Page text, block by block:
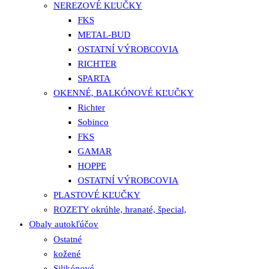
NEREZOVÉ KĽUČKY
FKS
METAL-BUD
OSTATNÍ VÝROBCOVIA
RICHTER
SPARTA
OKENNÉ, BALKÓNOVÉ KĽUČKY
Richter
Sobinco
FKS
GAMAR
HOPPE
OSTATNÍ VÝROBCOVIA
PLASTOVÉ KĽUČKY
ROZETY okrúhle, hranaté, špecial,
Obaly autokľúčov
Ostatné
kožené